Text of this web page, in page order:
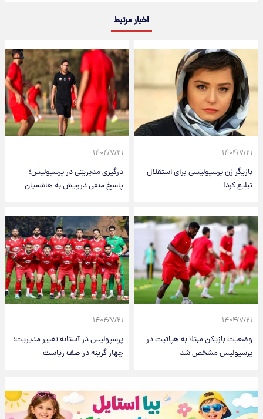
اخبار مرتبط
۱۴۰۴/۷/۲۱
بازیگر زن پرسپولیسی برای استقلال
تبلیغ کرد!
۱۴۰۴/۷/۲۱
درگیری مدیریتی در پرسپولیس؛
پاسخ منفی درویش به هاشمیان
۱۴۰۴/۷/۲۱
وضعیت بازیکن مبتلا به هپاتیت در
پرسپولیس مشخص شد
۱۴۰۴/۷/۲۱
پرسپولیس در آستانه تغییر مدیریت؛
چهار گزینه در صف ریاست